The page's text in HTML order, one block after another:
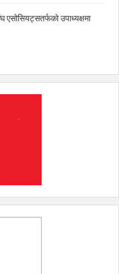
एसोसियट्सतर्फको उपाध्यक्षमा